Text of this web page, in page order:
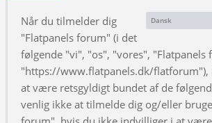
Sprog:
Dansk
Når du tilmelder dig
"Flatpanels forum" (i det
følgende "vi", "os", "vores", "Flatpanels
"https://www.flatpanels.dk/flatforum"),
at være retsgyldigt bundet af de
venlig ikke at tilmelde dig og/eller